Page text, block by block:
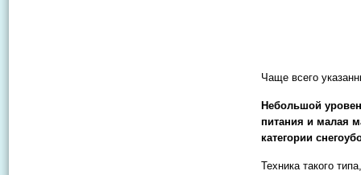
Чаще всего
Небольшой
питания и малая
категории
Техника такого